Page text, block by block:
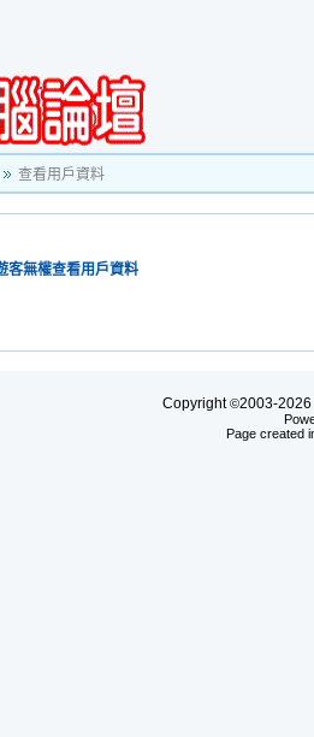
查看用戶資料
客無權查看用戶資料
Copyright©2003-2026
Page created